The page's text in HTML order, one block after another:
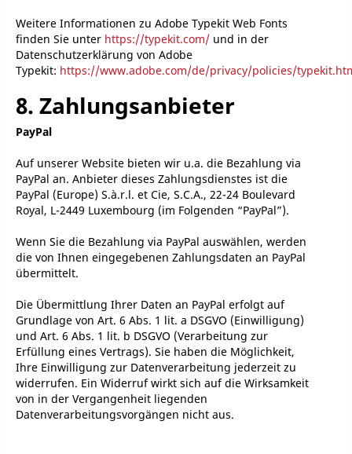
Weitere Informationen zu Adobe Typekit Web Fonts
finden Sie unter https://typekit.com/ und in der
Datenschutzerklärung von Adobe
Typekit: https://www.adobe.com/de/privacy/policies/
8. Zahlungsanbieter
PayPal
Auf unserer Website bieten wir u.a. die Bezahlung via
PayPal an. Anbieter dieses Zahlungsdienstes ist die
PayPal (Europe) S.à.r.l. et Cie, S.C.A., 22-24 Boulevard
Royal, L-2449 Luxembourg (im Folgenden “PayPal”).
Wenn Sie die Bezahlung via PayPal auswählen, werden
die von Ihnen eingegebenen Zahlungsdaten an PayPal
übermittelt.
Die Übermittlung Ihrer Daten an PayPal erfolgt auf
Grundlage von Art. 6 Abs. 1 lit. a DSGVO (Einwilligung)
und Art. 6 Abs. 1 lit. b DSGVO (Verarbeitung zur
Erfüllung eines Vertrags). Sie haben die Möglichkeit,
Ihre Einwilligung zur Datenverarbeitung jederzeit zu
widerrufen. Ein Widerruf wirkt sich auf die Wirksamkeit
von in der Vergangenheit liegenden
Datenverarbeitungsvorgängen nicht aus.